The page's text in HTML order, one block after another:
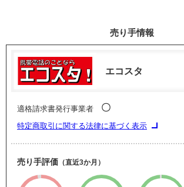
売り手情報
エコスタ
適格請求書発行事業者 〇
特定商取引に関する法律に基づく表示
売り手評価 （直近3か月）